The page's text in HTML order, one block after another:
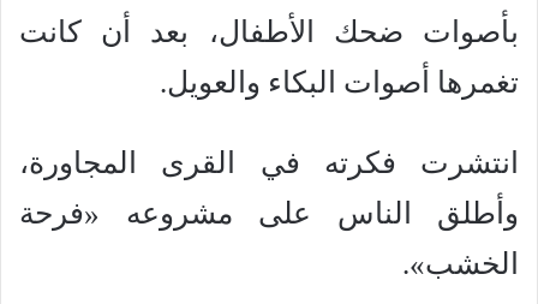
بأصوات ضحك الأطفال، بعد أن كانت
تغمرها أصوات البكاء والعويل.
انتشرت فكرته في القرى المجاورة،
وأطلق الناس على مشروعه «فرحة
الخشب».